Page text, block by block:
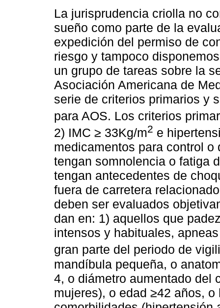
La jurisprudencia criolla no
sueño como parte de la
expedición del permiso de
riesgo y tampoco
un grupo de tareas sobre la
Asociación Americana de
serie de criterios primarios y
para AOS. Los criterios
2) IMC ≥ 33Kg/m2 e
medicamentos para control
tengan somnolencia o fatiga
tengan antecedentes de
fuera de carretera
deben ser evaluados
dan en: 1) aquellos que
intensos y habituales,
gran parte del periodo de
mandíbula pequeña, o
4, o diámetro aumentado del
mujeres), o edad ≥42 años,